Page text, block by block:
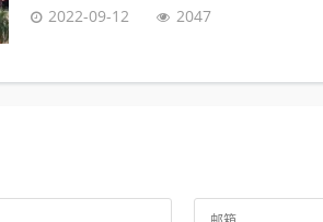
2022-09-12 2047